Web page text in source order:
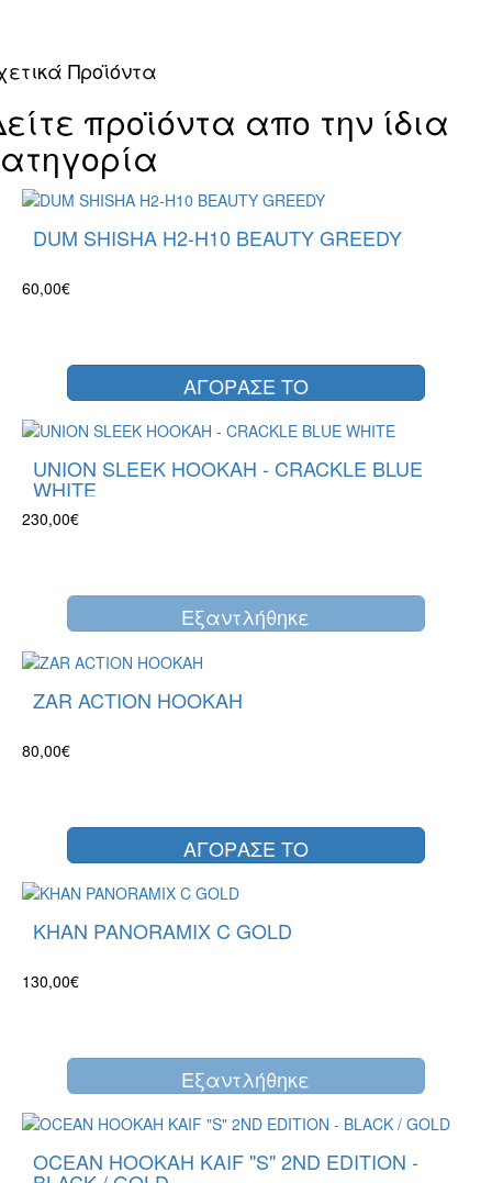
Προϊόντα
προϊόντα απο την ίδια
DUM SHISHA H2-H10 BEAUTY GREEDY
60,00€
ΑΓΟΡΑΣΕ ΤΟ
UNION SLEEK HOOKAH - CRACKLE BLUE
WHITE
230,00€
Eξαντλήθηκε
ZAR ACTION HOOKAH
80,00€
ΑΓΟΡΑΣΕ ΤΟ
KHAN PANORAMIX C GOLD
130,00€
Eξαντλήθηκε
OCEAN HOOKAH KAIF "S" 2ND EDITION -